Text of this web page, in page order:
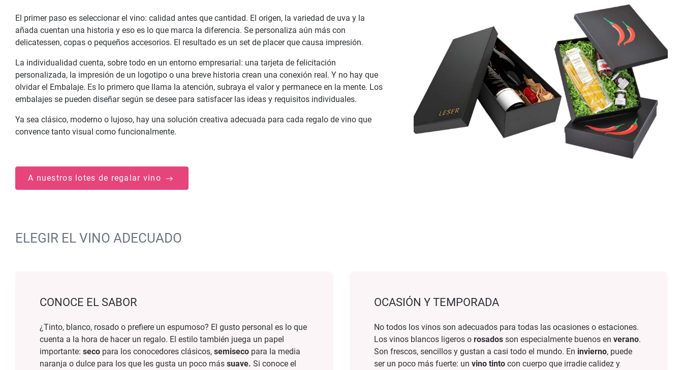
El primer paso es seleccionar el vino: calidad antes que cantidad. El origen, la variedad de uva y la
añada cuentan una historia y eso es lo que marca la diferencia. Se personaliza aún más con
delicatessen, copas o pequeños accesorios. El resultado es un set de placer que causa impresión.
La individualidad cuenta, sobre todo en un entorno empresarial: una tarjeta de felicitación
personalizada, la impresión de un logotipo o una breve historia crean una conexión real. Y no hay que
olvidar el Embalaje. Es lo primero que llama la atención, subraya el valor y permanece en la mente. Los
embalajes se pueden diseñar según se desee para satisfacer las ideas y requisitos individuales.
Ya sea clásico, moderno o lujoso, hay una solución creativa adecuada para cada regalo de vino que
convence tanto visual como funcionalmente.
A nuestros lotes de regalar vino
ELEGIR EL VINO ADECUADO
CONOCE EL SABOR
¿Tinto, blanco, rosado o prefiere un espumoso? El gusto personal es lo que
cuenta a la hora de hacer un regalo. El estilo también juega un papel
importante: seco para los conocedores clásicos, semiseco para la media
naranja o dulce para los que les gusta un poco más suave. Si conoce el
OCASIÓN Y TEMPORADA
No todos los vinos son adecuados para todas las ocasiones o estaciones.
Los vinos blancos ligeros o rosados son especialmente buenos en verano.
Son frescos, sencillos y gustan a casi todo el mundo. En invierno, puede
ser un poco más fuerte: un vino tinto con cuerpo que irradie calidez y